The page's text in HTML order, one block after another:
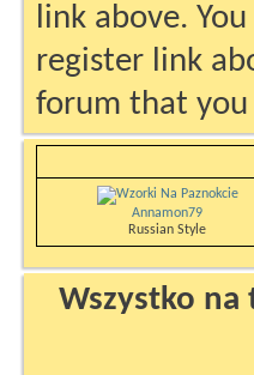
link above.
register link
forum that
Annamon79
Russian Style
Wszystko na